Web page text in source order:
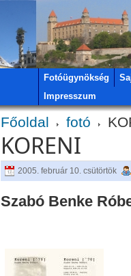
Fotóügynökség
Impresszum
Főoldal fotó
KORENI
2005. február 10. csütörtök
Szabó Benke